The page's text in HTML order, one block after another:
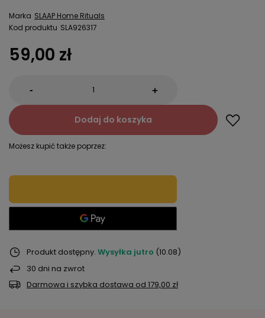
Marka SLAAP Home Rituals
Kod produktu SLA926317
59,00 zł
- +
Dodaj do koszyka
Możesz kupić także poprzez:
Produkt dostępny Wysyłka jutro (10.08)
30 dni na zwrot
Darmowa i szybka dostawa od 179,00 zł